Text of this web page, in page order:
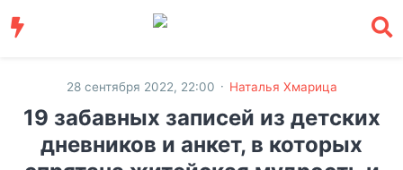
28 сентября 2022, 22:00 · Наталья Хмарица
19 забавных записей из детских
дневников и анкет, в которых